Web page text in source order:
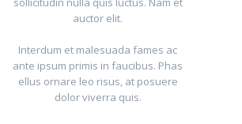
auctor elit.
Interdum et malesuada fames ac
ante ipsum primis in faucibus. Phas
ellus ornare leo risus, at posuere
dolor viverra quis.